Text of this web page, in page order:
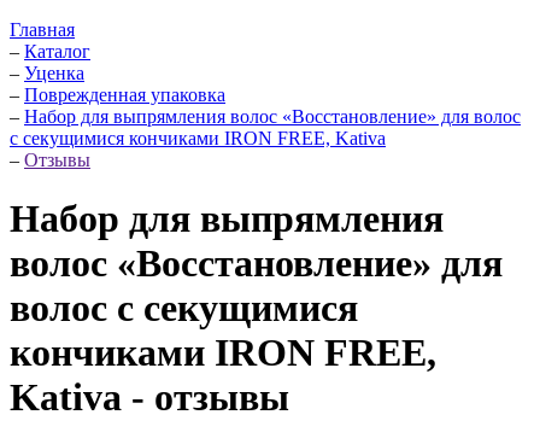
Главная
– Каталог
– Уценка
– Поврежденная упаковка
– Набор для выпрямления волос «Восстановление» для волос
с секущимися кончиками IRON FREE, Kativa
– Отзывы
Набор для выпрямления
волос «Восстановление» для
волос с секущимися
кончиками IRON FREE,
Kativa - отзывы